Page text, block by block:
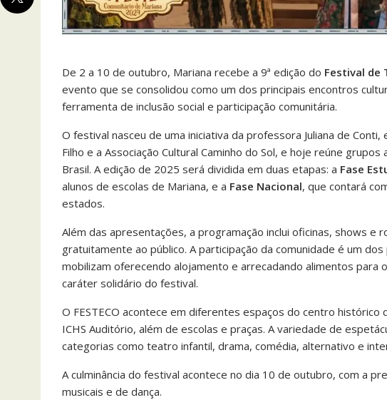
De 2 a 10 de outubro, Mariana recebe a 9ª edição do Festival de
evento que se consolidou como um dos principais encontros
ferramenta de inclusão social e participação comunitária.
O festival nasceu de uma iniciativa da professora Juliana de Conti,
Filho e a Associação Cultural Caminho do Sol, e hoje reúne
Brasil. A edição de 2025 será dividida em duas etapas: a Fase
alunos de escolas de Mariana, e a Fase Nacional, que contará
estados.
Além das apresentações, a programação inclui oficinas, shows
gratuitamente ao público. A participação da comunidade é um
mobilizam oferecendo alojamento e arrecadando alimentos
caráter solidário do festival.
O FESTECO acontece em diferentes espaços do centro histórico
ICHS Auditório, além de escolas e praças. A variedade de
categorias como teatro infantil, drama, comédia, alternativo e
A culminância do festival acontece no dia 10 de outubro, com a
musicais e de dança.